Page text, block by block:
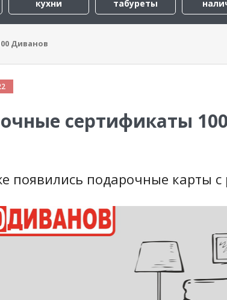
кухни
табуреты
Диванов
сертификаты
появились подарочные карты